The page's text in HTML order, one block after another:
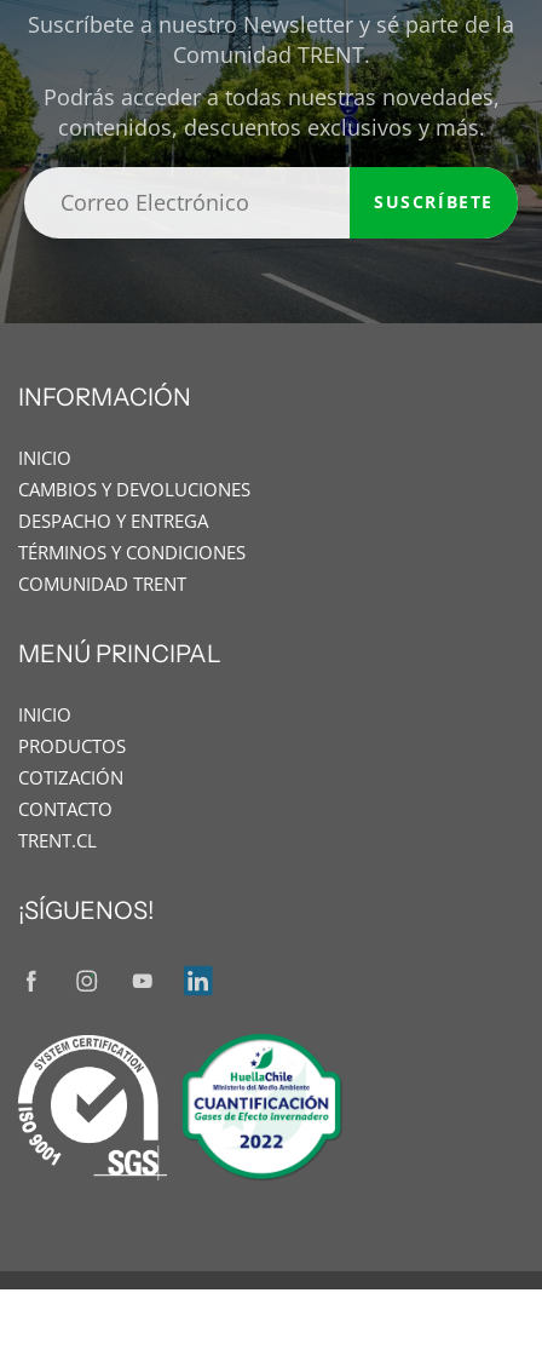
Suscríbete a nuestro Newsletter y sé parte de la
Comunidad TRENT.
Podrás acceder a todas nuestras novedades,
contenidos, descuentos exclusivos y más.
SUSCRÍBETE
INFORMACIÓN
INICIO
CAMBIOS Y DEVOLUCIONES
DESPACHO Y ENTREGA
TÉRMINOS Y CONDICIONES
COMUNIDAD TRENT
MENÚ PRINCIPAL
INICIO
PRODUCTOS
COTIZACIÓN
CONTACTO
TRENT.CL
¡SÍGUENOS!